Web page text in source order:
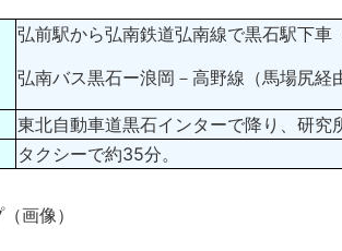
弘前駅から弘南鉄道弘南線で黒石駅下車
弘南バス黒石ー浪岡－高野線（馬場尻経
東北自動車道黒石インターで降り、研究
タクシーで約35分。
画像）